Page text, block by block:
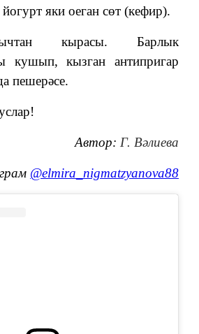
яки оеган сөт (кефир).
кырасы. Барлык
кушып, кызган антипригар
пешерәсе.
Автор: Г. Вәлиева
@elmira_nigmatzyanova88